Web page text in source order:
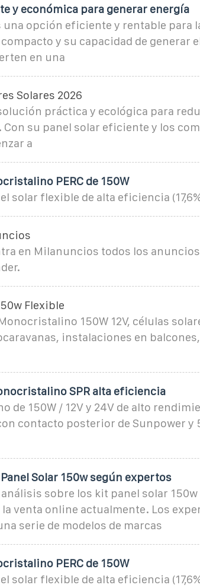
y económica para generar energía
una opción eficiente y rentable para
y su capacidad de generar
en una
Solares 2026
práctica y ecológica para
su panel solar eficiente y los
a
PERC de 150W
solar flexible de alta eficiencia
en Milanuncios todos los
Flexible
150W 12V, células
instalaciones en
SPR alta eficiencia
de 150W / 12V y 24V de alto
contacto posterior de Sunpower y
Solar 150w según expertos
sobre los kit panel solar
venta online actualmente. Los
serie de modelos de marcas
PERC de 150W
solar flexible de alta eficiencia